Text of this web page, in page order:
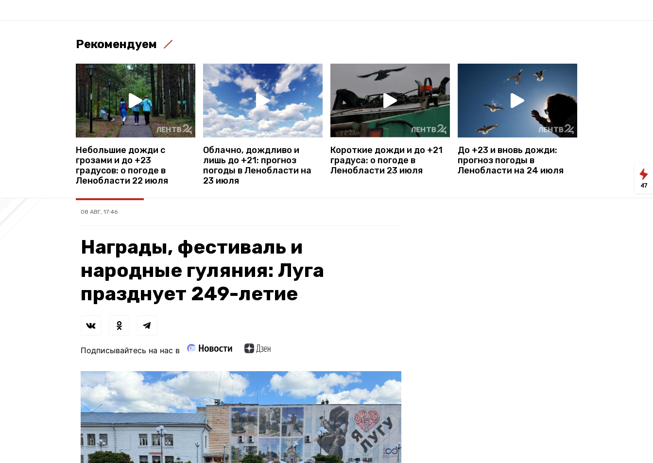
Рекомендуем
Небольшие дожди с
грозами и до +23
градусов: о погоде в
Ленобласти 22 июля
Облачно, дождливо и
лишь до +21: прогноз
погоды в Ленобласти на
23 июля
Короткие дожди и до +21
градуса: о погоде в
Ленобласти 23 июля
До +23 и вновь дожди:
прогноз погоды в
Ленобласти на 24 июля
08 АВГ, 17:46
Награды, фестиваль и
народные гуляния: Луга
празднует 249-летие
Подписывайтесь на нас в
47